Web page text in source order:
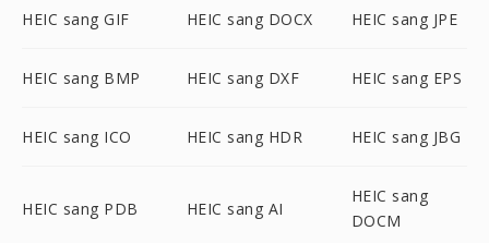
HEIC sang GIF HEIC sang DOCX HEIC sang JPE
HEIC sang BMP HEIC sang DXF HEIC sang EPS
HEIC sang ICO HEIC sang HDR HEIC sang JBG
HEIC sang PDB HEIC sang AI
HEIC sang
DOCM